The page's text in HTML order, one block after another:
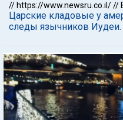
// https://www.newsru.co.il///
Царские кладовые у
следы язычников